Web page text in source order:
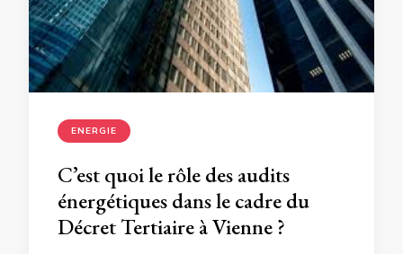
ENERGIE
C’est quoi le rôle des audits
énergétiques dans le cadre du
Décret Tertiaire à Vienne ?